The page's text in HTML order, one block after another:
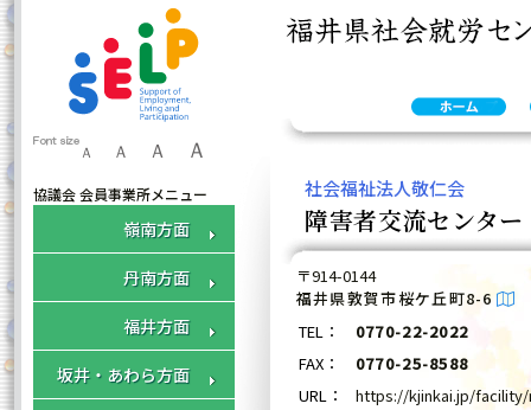
ふくいセルプ協 会員施設のご案内 : 野坂の郷
ふ
く
ル
プ
協
務
局
Ａ Ａ Ａ Ａ
協議会 会員事業所メニュー
嶺南方面
丹南方面
福井方面
坂井・あわら方面
社会福祉法人敬仁会
障害者交流センタ
「障害者交流センター 野坂の郷」
は、福井県社会就労センター協議会
に加盟しております。
〒914-0144
福井県敦賀市桜ケ丘町8-6
TEL：
0770-22-2022
FAX：
0770-25-8588
URL：
https://kjinkai.jp/